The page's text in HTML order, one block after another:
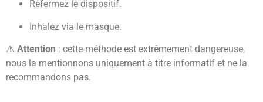
Refermez le dispositif.
Inhalez via le masque.
⚠️ Attention : cette méthode est extrêmement dangereuse,
nous la mentionnons uniquement à titre informatif et ne la
recommandons pas.